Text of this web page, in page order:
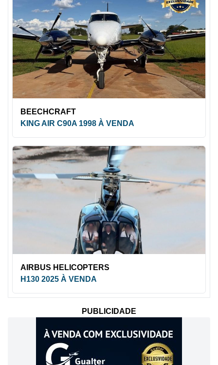
BEECHCRAFT
KING AIR C90A 1998 À VENDA
AIRBUS HELICOPTERS
H130 2025 À VENDA
PUBLICIDADE